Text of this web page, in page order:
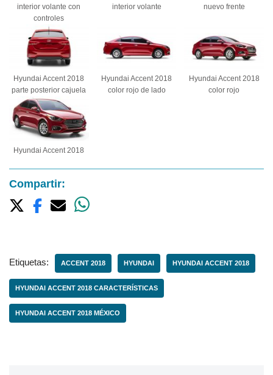
interior volante con
controles
interior volante
nuevo frente
Hyundai Accent 2018
parte posterior cajuela
Hyundai Accent 2018
color rojo de lado
Hyundai Accent 2018
color rojo
Hyundai Accent 2018
Compartir:
Etiquetas: ACCENT 2018 HYUNDAI HYUNDAI ACCENT 2018
HYUNDAI ACCENT 2018 CARACTERÍSTICAS
HYUNDAI ACCENT 2018 MÉXICO